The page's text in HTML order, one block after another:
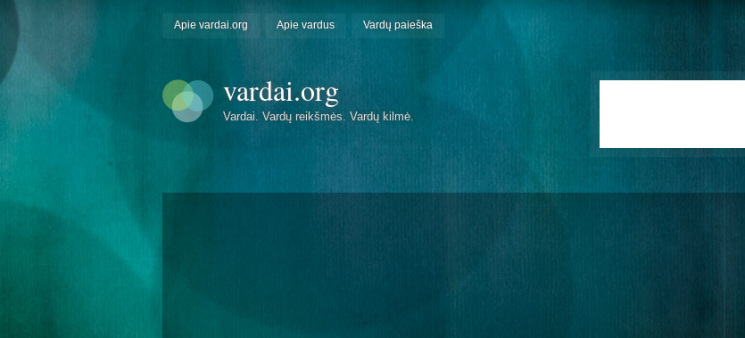
Apie vardai.org Apie vardus Vardų paieška
vardai.org
Vardai. Vardų reikšmės. Vardų kilmė.